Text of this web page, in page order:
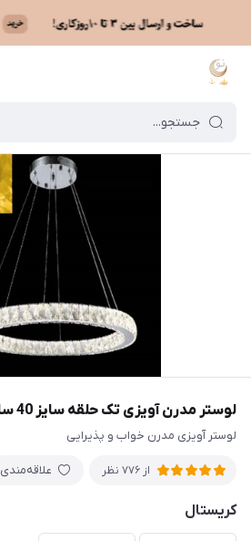
ماه نو / فهرست محصولات
لوستر مدرن آویزی تک حلقه سایز 40 سانتیمتر (تخفیف ویژه )
لوستر آویزی مدرن خواب و پذیرایی
از 776 نظر علاقه‌مندی
کریستال